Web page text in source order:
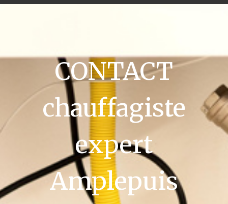
CONTACT
chauffagiste
expert
Amplepuis